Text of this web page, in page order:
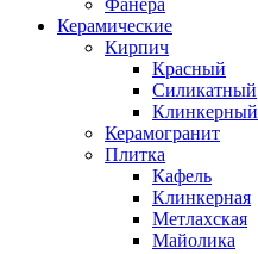
Фанера
Керамические
Кирпич
Красный
Силикатный
Клинкерный
Керамогранит
Плитка
Кафель
Клинкерная
Метлахская
Майолика